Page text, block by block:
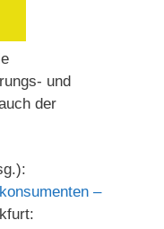
und
der
–